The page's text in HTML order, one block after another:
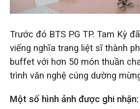
Trước đó BTS PG TP. Tam Kỳ
viếng nghĩa trang liệt sĩ thành
buffet với hơn 50 món thuần
trình văn nghệ cúng dường
Một số hình ảnh được ghi nhận: